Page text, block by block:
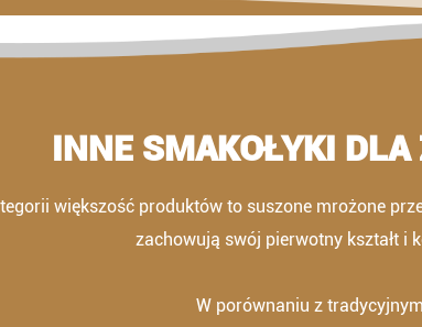
INNE SMAKOŁYKI DLA
większość produktów to suszone mrożone
zachowują swój pierwotny kształt i
W porównaniu z